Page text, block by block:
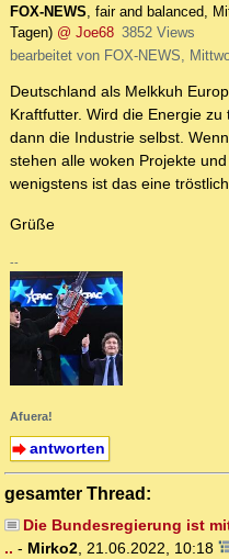
FOX-NEWS, fair and balanced,
Tagen) @ Joe68 3852 Views
bearbeitet von FOX-NEWS,
Deutschland als Melkkuh
Kraftfutter. Wird die Energie
dann die Industrie selbst.
stehen alle woken Projekte
wenigstens ist das eine
Grüße
--
Afuera!
antworten
gesamter Thread:
Die Bundesregierung ist
.. - Mirko2 21.06.2022, 10:18